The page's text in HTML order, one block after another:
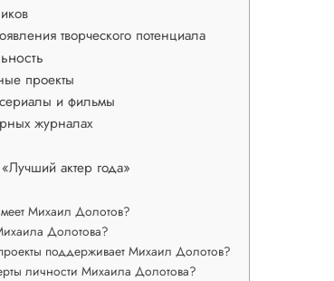
творческого потенциала
проекты
и фильмы
журналах
актер года»
Михаил Долотов?
Долотова?
поддерживает Михаил Долотов?
личности Михаила Долотова?